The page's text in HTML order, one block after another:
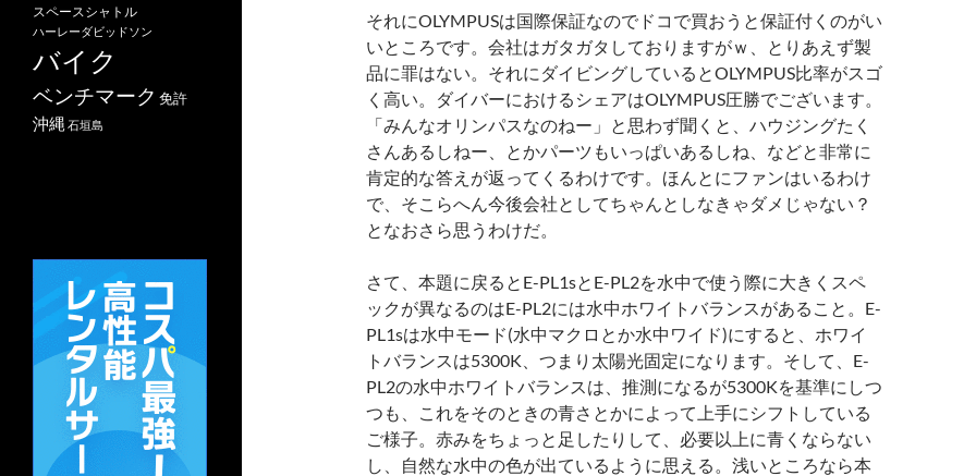
それにOLYMPUSは国際保証なのでドコで買おうと保証付くのがい
いところです。会社はガタガタしておりますがｗ、とりあえず製
品に罪はない。それにダイビングしているとOLYMPUS比率がスゴ
く高い。ダイバーにおけるシェアはOLYMPUS圧勝でございます。
「みんなオリンパスなのねー」と思わず聞くと、ハウジングたく
さんあるしねー、とかパーツもいっぱいあるしね、などと非常に
肯定的な答えが返ってくるわけです。ほんとにファンはいるわけ
で、そこらへん今後会社としてちゃんとしなきゃダメじゃない？
となおさら思うわけだ。
さて、本題に戻るとE-PL1sとE-PL2を水中で使う際に大きくスペ
ックが異なるのはE-PL2には水中ホワイトバランスがあること。E-
PL1sは水中モード(水中マクロとか水中ワイド)にすると、ホワイ
トバランスは5300K、つまり太陽光固定になります。そして、E-
PL2の水中ホワイトバランスは、推測になるが5300Kを基準にしつ
つも、これをそのときの青さとかによって上手にシフトしている
ご様子。赤みをちょっと足したりして、必要以上に青くならない
し、自然な水中の色が出ているように思える。浅いところなら本
スペースシャトル
ハーレーダビッドソン
バイク
ベンチマーク 免許
沖縄 石垣島